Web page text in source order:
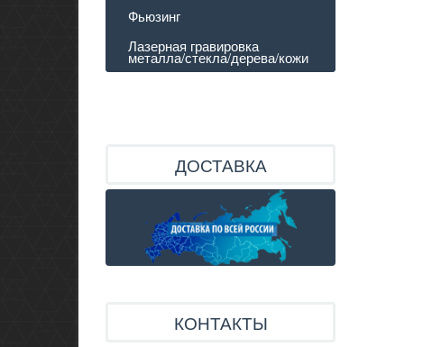
Фьюзинг
Лазерная гравировка
металла/стекла/дерева/кожи
ДОСТАВКА
КОНТАКТЫ